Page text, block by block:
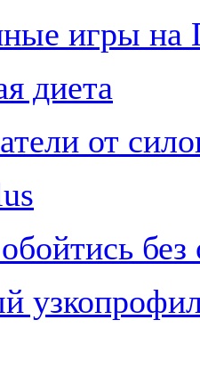
игры на
диета
от
без